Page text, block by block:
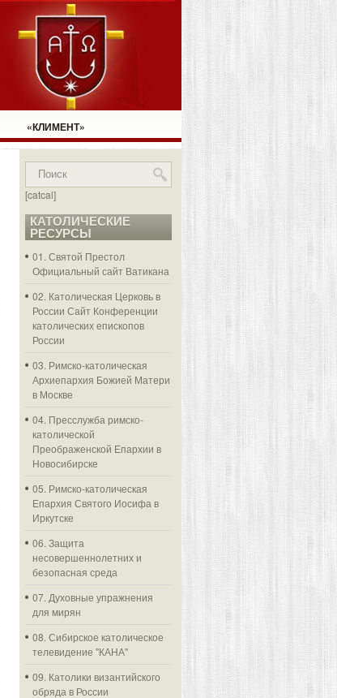
«КЛИМЕНТ»
[catcal]
КАТОЛИЧЕСКИЕ
РЕСУРСЫ
01. Святой Престол
Официальный сайт Ватикана
02. Католическая Церковь в
России Сайт Конференции
католических епископов
России
03. Римско-католическая
Архиепархия Божией Матери
в Москве
04. Пресслужба римско-
католической
Преображенской Епархии в
Новосибирске
05. Римско-католическая
Епархия Святого Иосифа в
Иркутске
06. Защита
несовершеннолетних и
безопасная среда
07. Духовные упражнения
для мирян
08. Сибирское католическое
телевидение "КАНА"
09. Католики византийского
обряда в России